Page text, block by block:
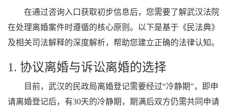
在通过咨询入口获取初步信息后，您需要了解武汉法院
在处理离婚案件时遵循的核心原则。以下是基于《民法典》
及相关司法解释的深度解析，帮助您建立正确的法律认知。
1. 协议离婚与诉讼离婚的选择
目前，武汉的民政局离婚登记需要经过“冷静期”，即申
请离婚登记后，有30天的冷静期，期满后双方仍需共同申请